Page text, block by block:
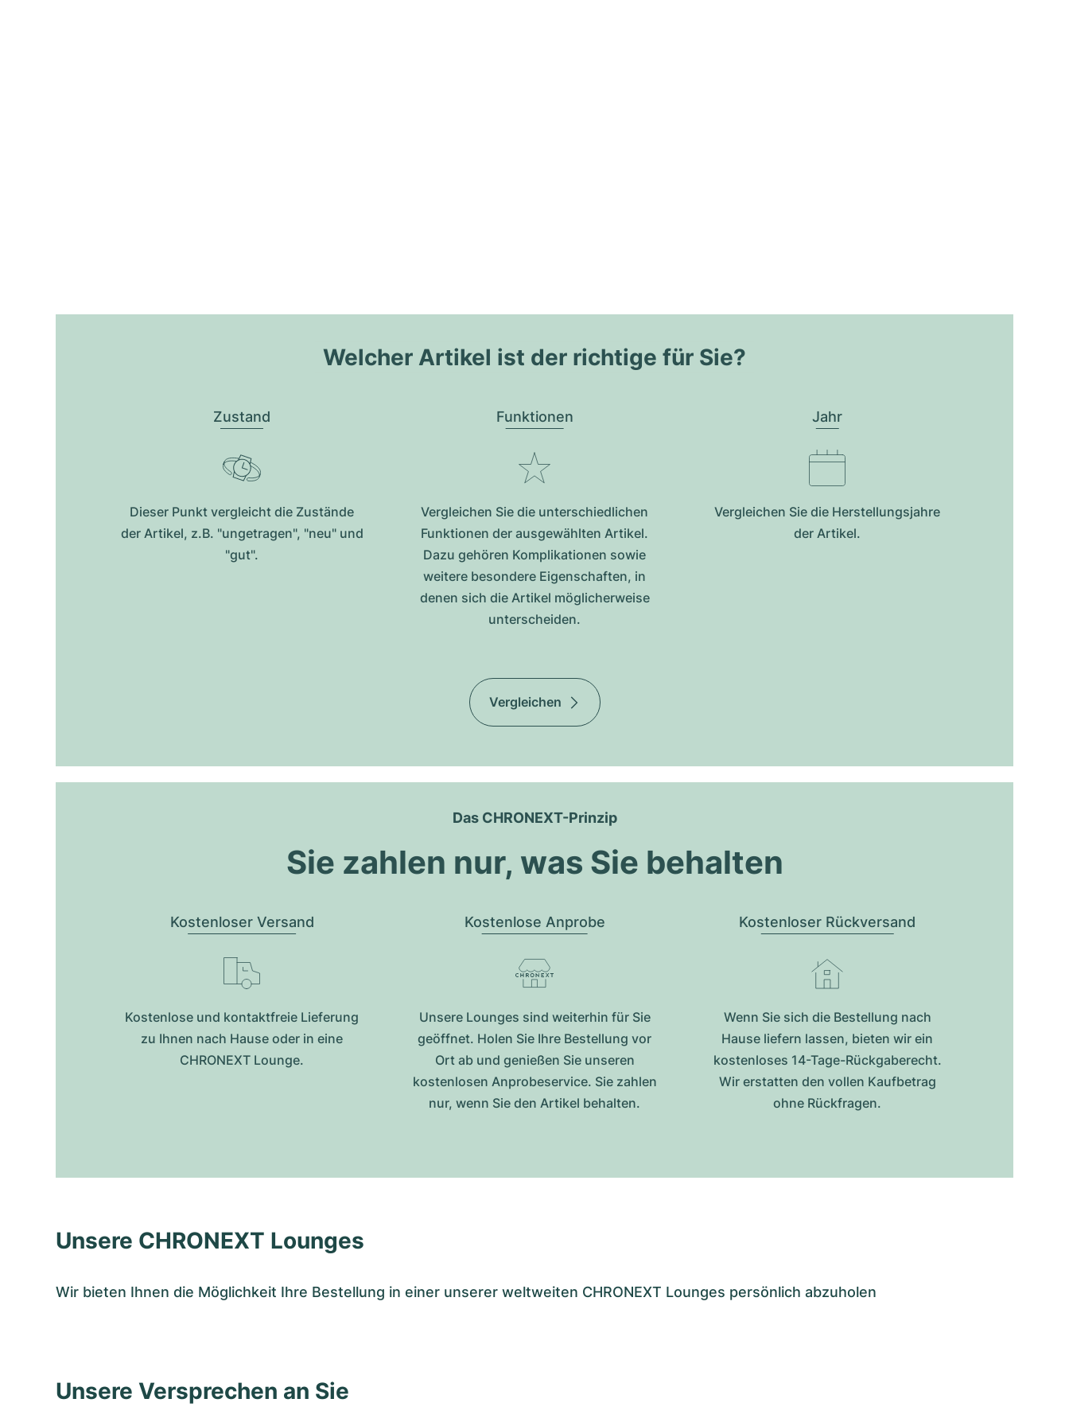
Welcher Artikel ist der richtige für Sie?
Zustand
Dieser Punkt vergleicht die Zustände
der Artikel, z.B. "ungetragen", "neu" und
"gut".
Funktionen
Vergleichen Sie die unterschiedlichen
Funktionen der ausgewählten Artikel.
Dazu gehören Komplikationen sowie
weitere besondere Eigenschaften, in
denen sich die Artikel möglicherweise
unterscheiden.
Jahr
Vergleichen Sie die Herstellungsjahre
der Artikel.
Vergleichen
Das CHRONEXT-Prinzip
Sie zahlen nur, was Sie behalten
Kostenloser Versand
Kostenlose und kontaktfreie Lieferung
zu Ihnen nach Hause oder in eine
CHRONEXT Lounge.
Kostenlose Anprobe
Unsere Lounges sind weiterhin für Sie
geöffnet. Holen Sie Ihre Bestellung vor
Ort ab und genießen Sie unseren
kostenlosen Anprobeservice. Sie zahlen
nur, wenn Sie den Artikel behalten.
Kostenloser Rückversand
Wenn Sie sich die Bestellung nach
Hause liefern lassen, bieten wir ein
kostenloses 14-Tage-Rückgaberecht.
Wir erstatten den vollen Kaufbetrag
ohne Rückfragen.
Unsere CHRONEXT Lounges
Wir bieten Ihnen die Möglichkeit Ihre Bestellung in einer unserer weltweiten CHRONEXT Lounges persönlich abzuholen
Unsere Versprechen an Sie